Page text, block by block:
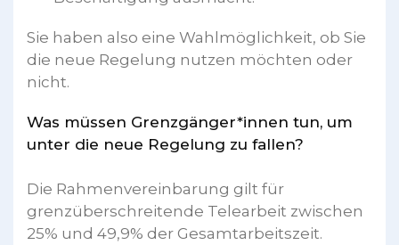
Sie haben also eine Wahlmöglichkeit, ob Sie
die neue Regelung nutzen möchten oder
nicht.
Was müssen Grenzgänger*innen tun, um
unter die neue Regelung zu fallen?
Die Rahmenvereinbarung gilt für
grenzüberschreitende Telearbeit zwischen
25% und 49,9% der Gesamtarbeitszeit.